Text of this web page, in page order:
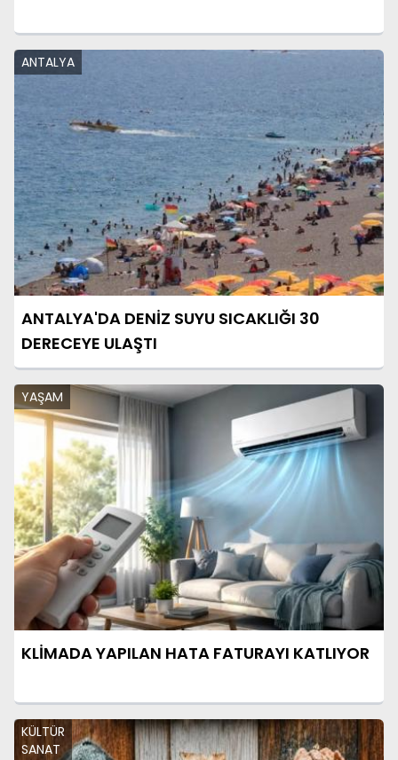
ANTALYA
ANTALYA'DA DENİZ SUYU SICAKLIĞI 30
DERECEYE ULAŞTI
YAŞAM
KLİMADA YAPILAN HATA FATURAYI KATLIYOR
KÜLTÜR
SANAT